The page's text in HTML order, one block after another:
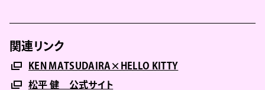
関連リンク
KEN MATSUDAIRA×HELLO KITTY
松平 健 公式サイト